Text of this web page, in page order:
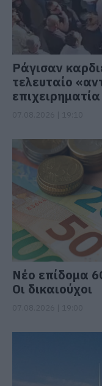
Ράγισαν
τελευταίο
επιχειρηματία
Νέο επίδομα
Οι δικαιούχοι